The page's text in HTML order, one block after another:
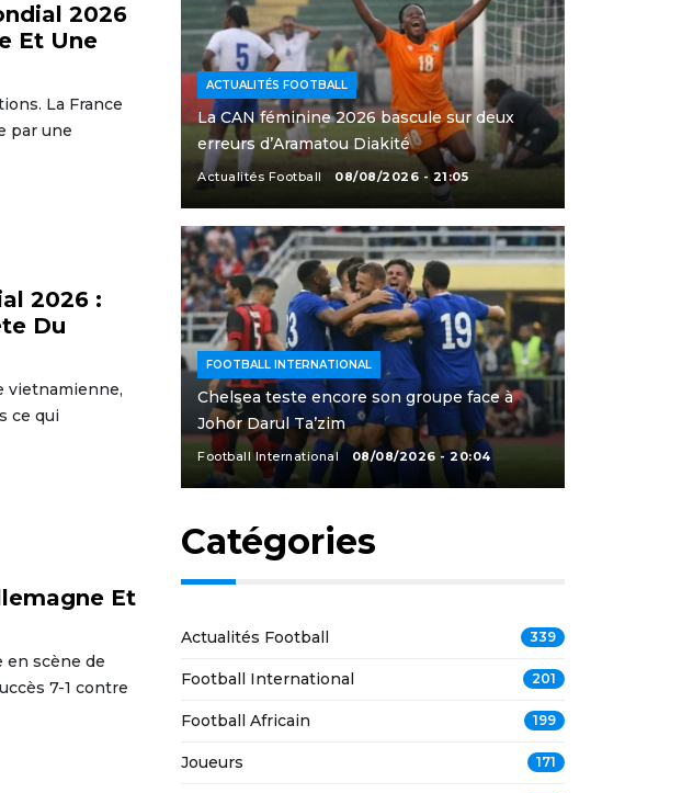
2026
Et Une
La France
par une
2026 :
Du
vietnamienne,
ce qui
Et
en scène de
7-1 contre
ACTUALITÉS FOOTBALL
La CAN féminine 2026 bascule sur deux
erreurs d’Aramatou Diakité
Actualités Football 08/08/2026 - 21:05
FOOTBALL INTERNATIONAL
Chelsea teste encore son groupe face à
Johor Darul Ta’zim
Football International 08/08/2026 - 20:04
Catégories
Actualités Football 339
Football International 201
Football Africain 199
Joueurs 171